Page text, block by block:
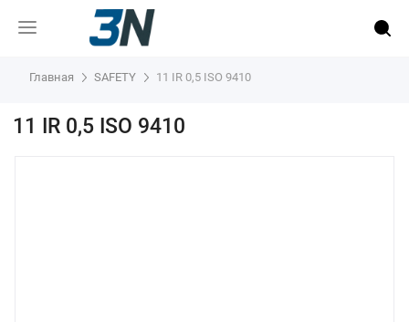
Главная SAFETY 11 IR 0,5 ISO 9410
11 IR 0,5 ISO 9410